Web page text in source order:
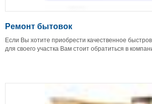
Ремонт бытовок
Если Вы хотите приобрести качественное
для своего участка Вам стоит обратиться в